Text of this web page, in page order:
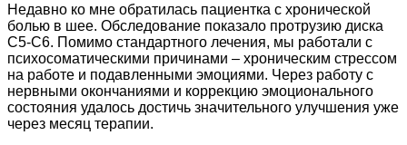
Недавно ко мне обратилась пациентка с хронической
болью в шее. Обследование показало протрузию диска
C5-C6. Помимо стандартного лечения, мы работали с
психосоматическими причинами – хроническим стрессом
на работе и подавленными эмоциями. Через работу с
нервными окончаниями и коррекцию эмоционального
состояния удалось достичь значительного улучшения уже
через месяц терапии.